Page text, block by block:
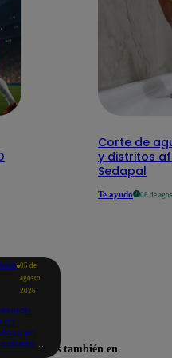
Corte de
y distritos
Sedapal
Te ayudo 06 de
05 de
agosto
2026
un
en
a
también en